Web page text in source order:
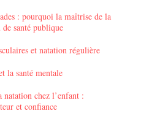
: pourquoi la maîtrise de la
de santé publique
et natation régulière
la santé mentale
natation chez l’enfant :
et confiance